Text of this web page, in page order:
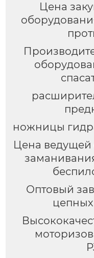
Цена
ножницы
Цена ведущей
Оптовый
цепных